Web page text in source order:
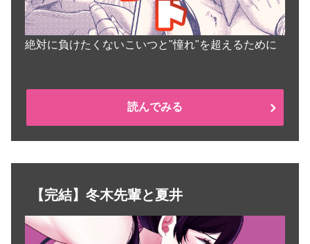
絶対に負けたくないこいつと"憧れ"を超えるために
読んでみる
【完結】冬木先輩と夏井